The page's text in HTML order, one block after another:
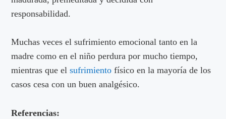
responsabilidad.
Muchas veces el sufrimiento emocional tanto en la
madre como en el niño perdura por mucho tiempo,
mientras que elsufrimiento físico en la mayoría de los
casos cesa con un buen analgésico.
Referencias: